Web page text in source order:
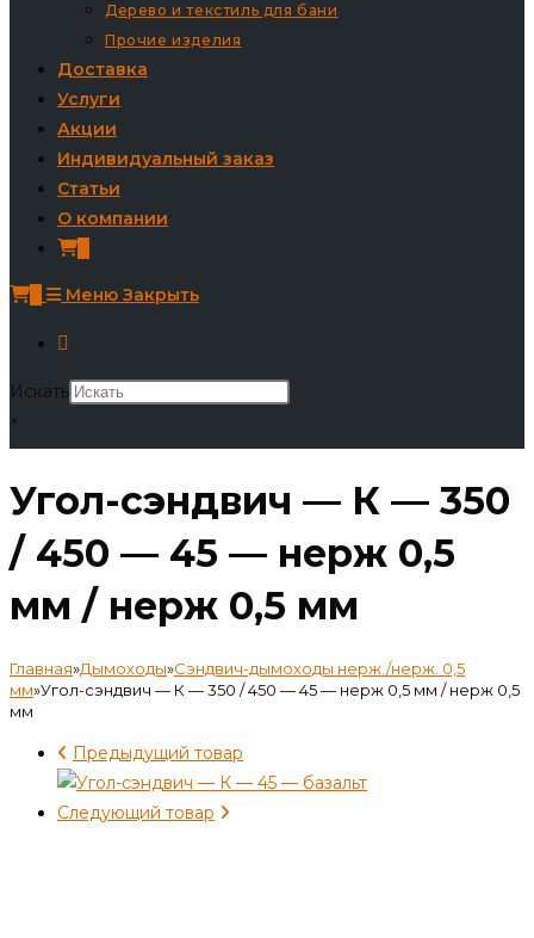
Дерево и текстиль для бани
Прочие изделия
Доставка
Услуги
Акции
Индивидуальный заказ
Статьи
О компании
Меню Закрыть
Искать
×
Угол-сэндвич — К — 350
/ 450 — 45 — нерж 0,5
мм / нерж 0,5 мм
Главная»Дымоходы»Сэндвич-дымоходы нерж./нерж. 0,5
мм»Угол-сэндвич — К — 350 / 450 — 45 — нерж 0,5 мм / нерж 0,5
мм
Предыдущий товар
Следующий товар